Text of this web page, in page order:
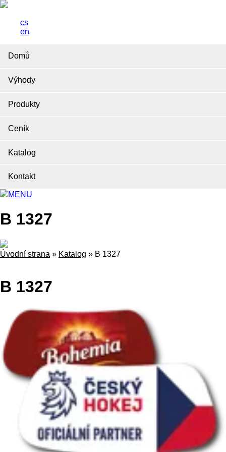
cs
en
Domů
Výhody
Produkty
Ceník
Katalog
Kontakt
MENU
B 1327
Úvodní strana » Katalog » B 1327
B 1327